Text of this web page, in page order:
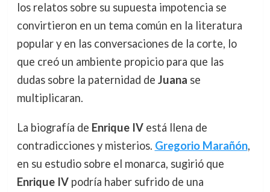
los relatos sobre su supuesta impotencia se
convirtieron en un tema común en la literatura
popular y en las conversaciones de la corte, lo
que creó un ambiente propicio para que las
dudas sobre la paternidad de Juana se
multiplicaran.
La biografía de Enrique IVestá llena de
contradicciones y misterios. Gregorio Marañón,
en su estudio sobre el monarca, sugirió que
Enrique IVpodría haber sufrido de una